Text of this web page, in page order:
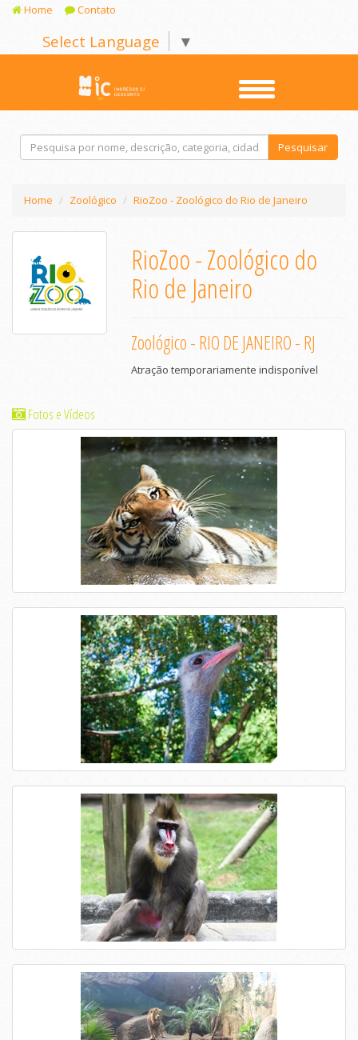
Home Contato
Select Language ▼
Pesquisar
Home Zoológico RioZoo - Zoológico do Rio de Janeiro
RioZoo - Zoológico do
Rio de Janeiro
Zoológico - RIO DE JANEIRO - RJ
Atração temporariamente indisponível
Fotos e Vídeos